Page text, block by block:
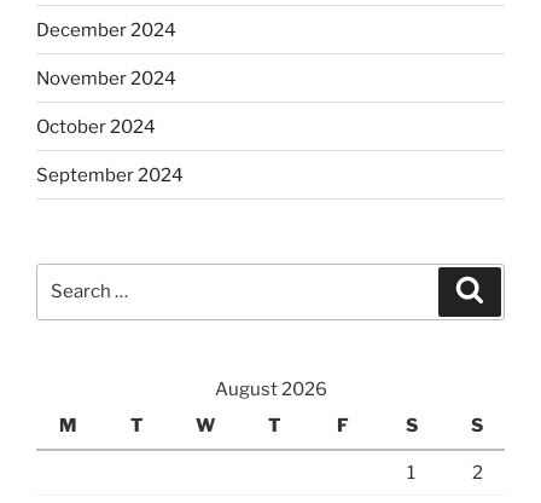
December 2024
November 2024
October 2024
September 2024
August 2026
M
T W T F S S
1 2